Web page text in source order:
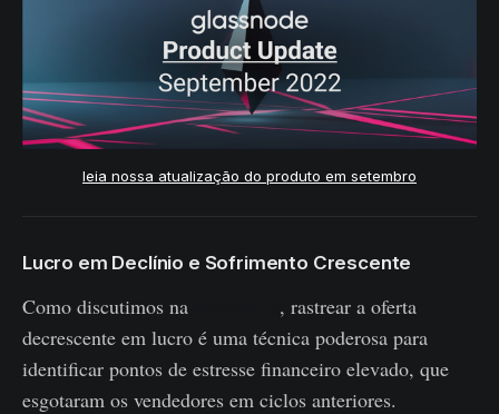
leia nossa atualização do produto em setembro
Lucro em Declínio e Sofrimento Crescente
Como discutimos na
, rastrear a oferta
decrescente em lucro é uma técnica poderosa para
identificar pontos de estresse financeiro elevado, que
esgotaram os vendedores em ciclos anteriores.